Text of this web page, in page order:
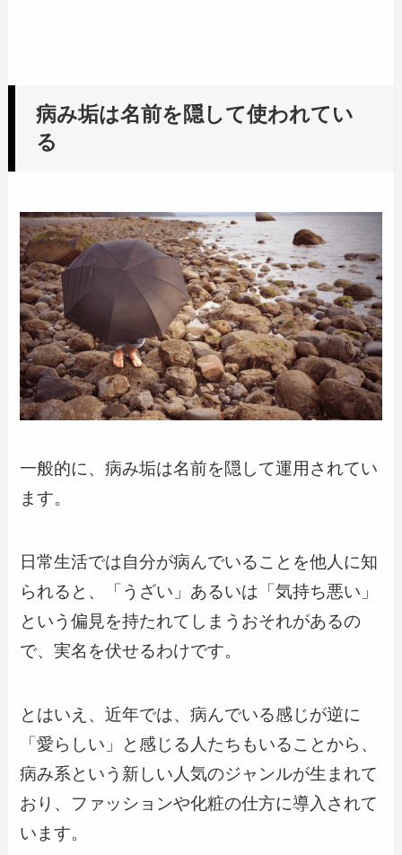
病み垢は名前を隠して使われてい
る
一般的に、病み垢は名前を隠して運用されてい
ます。
日常生活では自分が病んでいることを他人に知
られると、「うざい」あるいは「気持ち悪い」
という偏見を持たれてしまうおそれがあるの
で、実名を伏せるわけです。
とはいえ、近年では、病んでいる感じが逆に
「愛らしい」と感じる人たちもいることから、
病み系という新しい人気のジャンルが生まれて
おり、ファッションや化粧の仕方に導入されて
います。